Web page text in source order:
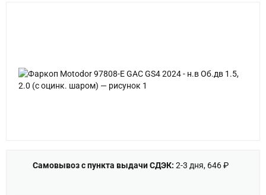
Самовывоз с пункта выдачи СДЭК: 2-3 дня, 646 ₽